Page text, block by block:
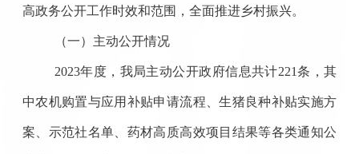
高政务公开工作时效和范围，全面推进乡村振兴。
（一）主动公开情况
2023年度，我局主动公开政府信息共计221条，其
中农机购置与应用补贴申请流程、生猪良种补贴实施方
案、示范社名单、药材高质高效项目结果等各类通知公